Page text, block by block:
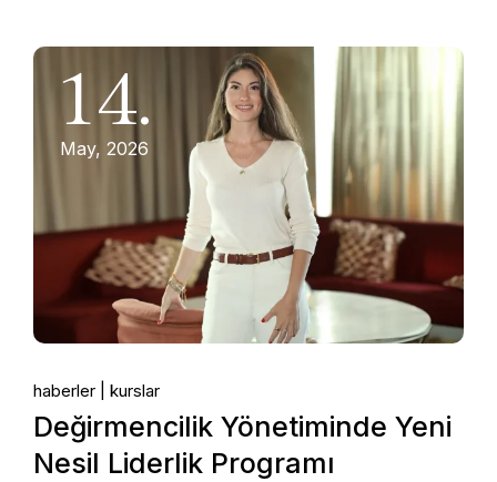
14.
May, 2026
haberler kurslar
Değirmencilik Yönetiminde Yeni
Nesil Liderlik Programı